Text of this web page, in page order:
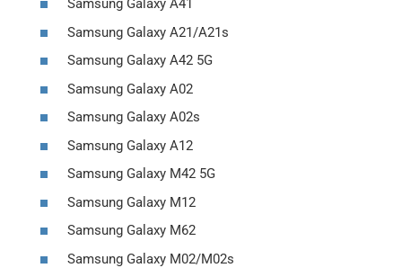
Samsung Galaxy A41
Samsung Galaxy A21/A21s
Samsung Galaxy A42 5G
Samsung Galaxy A02
Samsung Galaxy A02s
Samsung Galaxy A12
Samsung Galaxy M42 5G
Samsung Galaxy M12
Samsung Galaxy M62
Samsung Galaxy M02/M02s